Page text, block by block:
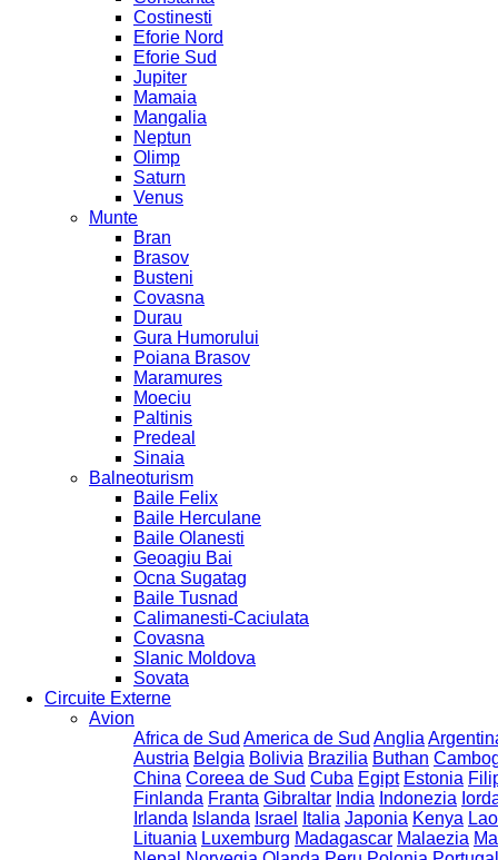
Costinesti
Eforie Nord
Eforie Sud
Jupiter
Mamaia
Mangalia
Neptun
Olimp
Saturn
Venus
Munte
Bran
Brasov
Busteni
Covasna
Durau
Gura Humorului
Poiana Brasov
Maramures
Moeciu
Paltinis
Predeal
Sinaia
Balneoturism
Baile Felix
Baile Herculane
Baile Olanesti
Geoagiu Bai
Ocna Sugatag
Baile Tusnad
Calimanesti-Caciulata
Covasna
Slanic Moldova
Sovata
Circuite Externe
Avion
Africa de Sud America de Sud Anglia
Austria Belgia Bolivia Brazilia Buthan
China Coreea de Sud Cuba Egipt Estonia
Finlanda Franta Gibraltar India Indonezia
Irlanda Islanda Israel Italia Japonia Kenya
Lituania Luxemburg Madagascar Malaezia